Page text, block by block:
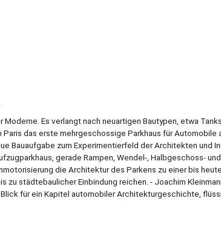
Es verlangt nach neuartigen Bautypen, etwa
das erste mehrgeschossige Parkhaus für Automobile
Bauaufgabe zum Experimentierfeld der Architekten und
gerade Rampen, Wendel-, Halbgeschoss- und
die Architektur des Parkens zu einer bis heute
städtebaulicher Einbindung reichen. - Joachim
für ein Kapitel automobiler Architekturgeschichte,